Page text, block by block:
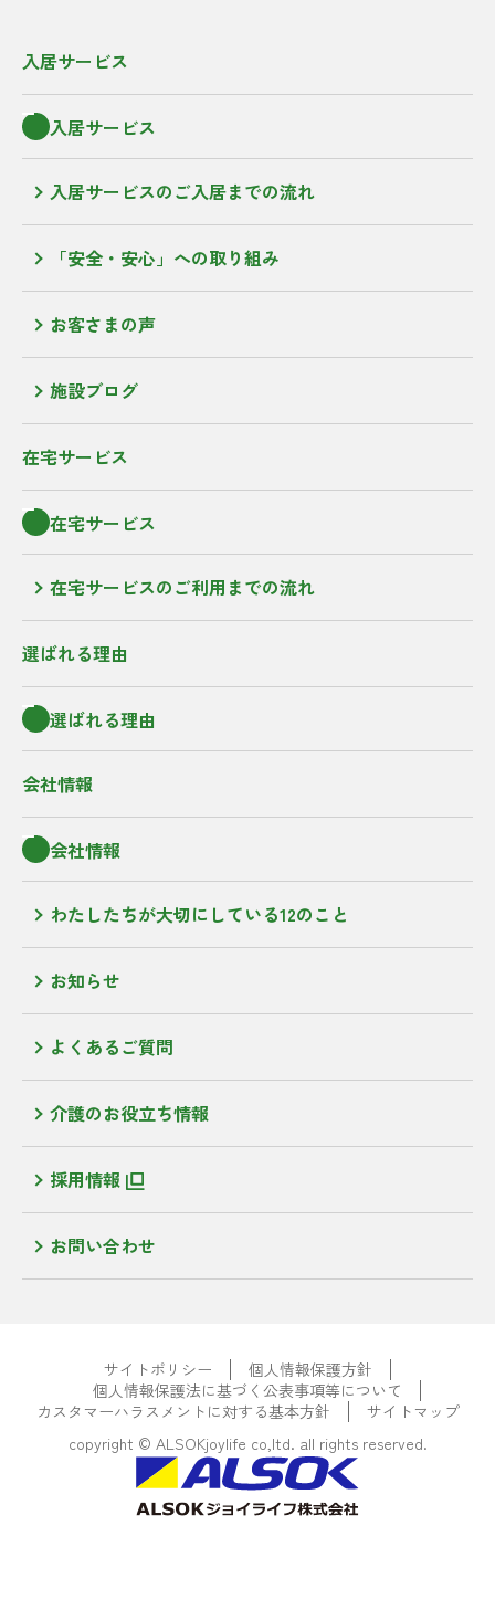
入居サービス
入居サービス
入居サービスのご入居までの流れ
「安全・安心」への取り組み
お客さまの声
施設ブログ
在宅サービス
在宅サービス
在宅サービスのご利用までの流れ
選ばれる理由
選ばれる理由
会社情報
会社情報
わたしたちが大切にしている12のこと
お知らせ
よくあるご質問
介護のお役立ち情報
採用情報
お問い合わせ
サイトポリシー
個人情報保護方針
個人情報保護法に基づく公表事項等について
カスタマーハラスメントに対する基本方針
サイトマップ
copyright © ALSOKjoylife co,ltd. all rights reserved.